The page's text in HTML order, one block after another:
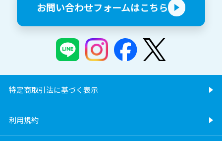
お問い合わせフォームはこちら
特定商取引法に基づく表示
利用規約